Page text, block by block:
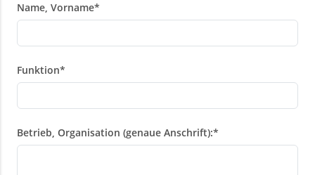
Name, Vorname*
Funktion*
Betrieb, Organisation (genaue Anschrift):*